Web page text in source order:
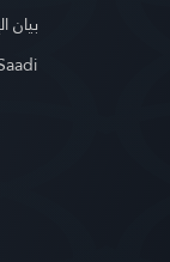
بيان